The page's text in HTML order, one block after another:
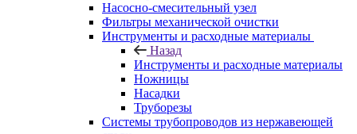
Насосно-смесительный узел
Фильтры механической очистки
Инструменты и расходные материалы
Назад
Инструменты и расходные материалы
Ножницы
Насадки
Труборезы
Системы трубопроводов из нержавеющей